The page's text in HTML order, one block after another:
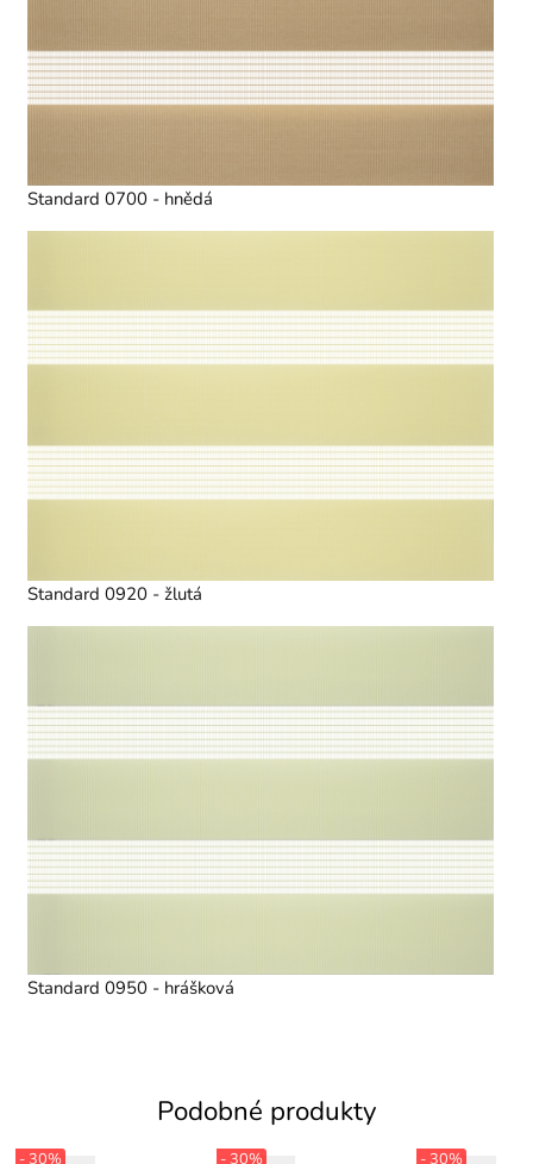
Standard 0700 - hnědá
Standard 0920 - žlutá
Standard 0950 - hrášková
Podobné produkty
- 30% - 30% - 30%